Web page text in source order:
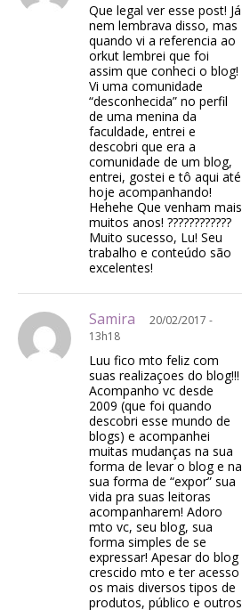
Que legal ver esse post! Já
nem lembrava disso, mas
quando vi a referencia ao
orkut lembrei que foi
assim que conheci o blog!
Vi uma comunidade
“desconhecida” no perfil
de uma menina da
faculdade, entrei e
descobri que era a
comunidade de um blog,
entrei, gostei e tô aqui até
hoje acompanhando!
Hehehe Que venham mais
muitos anos! ????????????
Muito sucesso, Lu! Seu
trabalho e conteúdo são
excelentes!
Samira
20/02/2017 -
13h18
Luu fico mto feliz com
suas realizaçoes do blog!!!
Acompanho vc desde
2009 (que foi quando
descobri esse mundo de
blogs) e acompanhei
muitas mudanças na sua
forma de levar o blog e na
sua forma de “expor” sua
vida pra suas leitoras
acompanharem! Adoro
mto vc, seu blog, sua
forma simples de se
expressar! Apesar do blog
crescido mto e ter acesso
os mais diversos tipos de
produtos, público e outros